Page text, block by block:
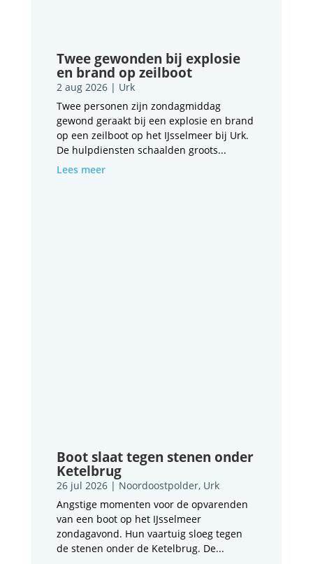
Twee gewonden bij explosie
en brand op zeilboot
2 aug 2026| Urk
Twee personen zijn zondagmiddag
gewond geraakt bij een explosie en brand
op een zeilboot op het IJsselmeer bij Urk.
De hulpdiensten schaalden groots...
Lees meer
Boot slaat tegen stenen onder
Ketelbrug
26 jul 2026| Noordoostpolder, Urk
Angstige momenten voor de opvarenden
van een boot op het IJsselmeer
zondagavond. Hun vaartuig sloeg tegen
de stenen onder de Ketelbrug. De...